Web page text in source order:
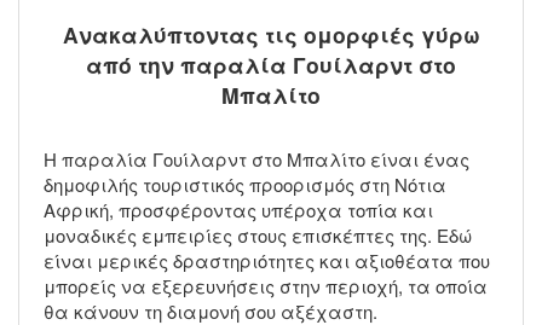
Ανακαλύπτοντας τις ομορφιές γύρω
από την παραλία Γουίλαρντ στο
Μπαλίτο
Η παραλία Γουίλαρντ στο Μπαλίτο είναι ένας
δημοφιλής τουριστικός προορισμός στη Νότια
Αφρική, προσφέροντας υπέροχα τοπία και
μοναδικές εμπειρίες στους επισκέπτες της. Εδώ
είναι μερικές δραστηριότητες και αξιοθέατα που
μπορείς να εξερευνήσεις στην περιοχή, τα οποία
θα κάνουν τη διαμονή σου αξέχαστη.